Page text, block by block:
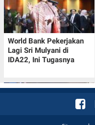
World Bank Pekerjakan
Lagi Sri Mulyani di
IDA22, Ini Tugasnya